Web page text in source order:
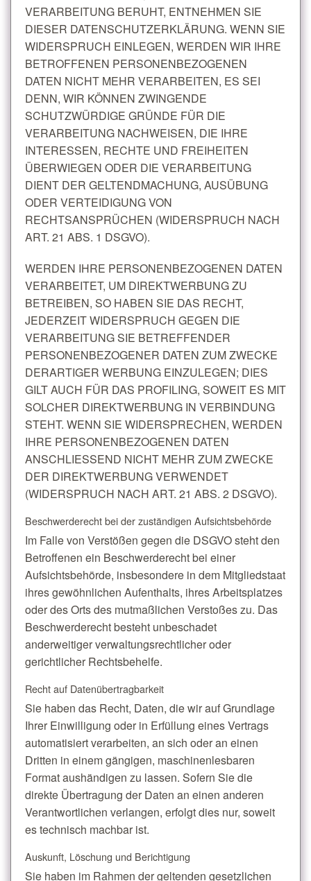
VERARBEITUNG BERUHT, ENTNEHMEN SIE
DIESER DATENSCHUTZERKLÄRUNG. WENN SIE
WIDERSPRUCH EINLEGEN, WERDEN WIR IHRE
BETROFFENEN PERSONENBEZOGENEN
DATEN NICHT MEHR VERARBEITEN, ES SEI
DENN, WIR KÖNNEN ZWINGENDE
SCHUTZWÜRDIGE GRÜNDE FÜR DIE
VERARBEITUNG NACHWEISEN, DIE IHRE
INTERESSEN, RECHTE UND FREIHEITEN
ÜBERWIEGEN ODER DIE VERARBEITUNG
DIENT DER GELTENDMACHUNG, AUSÜBUNG
ODER VERTEIDIGUNG VON
RECHTSANSPRÜCHEN (WIDERSPRUCH NACH
ART. 21 ABS. 1 DSGVO).
WERDEN IHRE PERSONENBEZOGENEN DATEN
VERARBEITET, UM DIREKTWERBUNG ZU
BETREIBEN, SO HABEN SIE DAS RECHT,
JEDERZEIT WIDERSPRUCH GEGEN DIE
VERARBEITUNG SIE BETREFFENDER
PERSONENBEZOGENER DATEN ZUM ZWECKE
DERARTIGER WERBUNG EINZULEGEN; DIES
GILT AUCH FÜR DAS PROFILING, SOWEIT ES MIT
SOLCHER DIREKTWERBUNG IN VERBINDUNG
STEHT. WENN SIE WIDERSPRECHEN, WERDEN
IHRE PERSONENBEZOGENEN DATEN
ANSCHLIESSEND NICHT MEHR ZUM ZWECKE
DER DIREKTWERBUNG VERWENDET
(WIDERSPRUCH NACH ART. 21 ABS. 2 DSGVO).
Beschwerde­recht bei der zuständigen Aufsichts­behörde
Im Falle von Verstößen gegen die DSGVO steht den
Betroffenen ein Beschwerderecht bei einer
Aufsichtsbehörde, insbesondere in dem Mitgliedstaat
ihres gewöhnlichen Aufenthalts, ihres Arbeitsplatzes
oder des Orts des mutmaßlichen Verstoßes zu. Das
Beschwerderecht besteht unbeschadet
anderweitiger verwaltungsrechtlicher oder
gerichtlicher Rechtsbehelfe.
Recht auf Daten­übertrag­barkeit
Sie haben das Recht, Daten, die wir auf Grundlage
Ihrer Einwilligung oder in Erfüllung eines Vertrags
automatisiert verarbeiten, an sich oder an einen
Dritten in einem gängigen, maschinenlesbaren
Format aushändigen zu lassen. Sofern Sie die
direkte Übertragung der Daten an einen anderen
Verantwortlichen verlangen, erfolgt dies nur, soweit
es technisch machbar ist.
Auskunft, Löschung und Berichtigung
Sie haben im Rahmen der geltenden gesetzlichen